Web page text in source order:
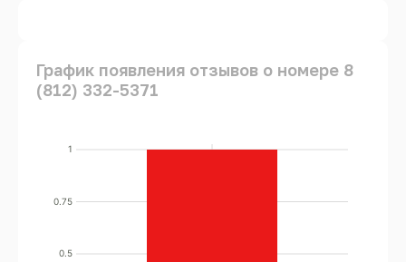
График появления отзывов о номере 8
(812) 332-5371
0.5
0.75
1